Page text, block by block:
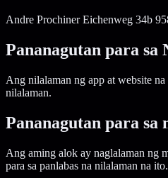
Andre Prochiner Eichenweg 34b
Pananagutan para sa
Ang nilalaman ng app at website
nilalaman.
Pananagutan para sa
Ang aming alok ay naglalaman ng
para sa panlabas na nilalaman na ito.